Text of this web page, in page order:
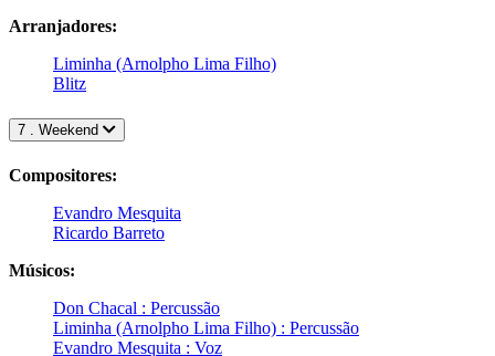
Arranjadores:
Liminha (Arnolpho Lima Filho)
Blitz
7 . Weekend
Compositores:
Evandro Mesquita
Ricardo Barreto
Músicos:
Don Chacal : Percussão
Liminha (Arnolpho Lima Filho) : Percussão
Evandro Mesquita : Voz